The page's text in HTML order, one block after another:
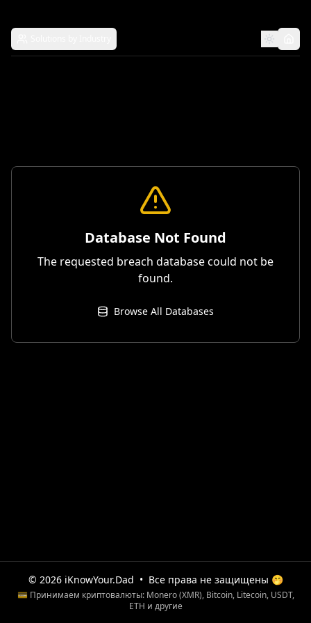
Database Not Found
The requested breach database could not be
found.
Browse All Databases
© 2026 iKnowYour.Dad • Все права не защищены 🤭
💳 Принимаем криптовалюты: Monero (XMR), Bitcoin, Litecoin, USDT,
ETH и другие